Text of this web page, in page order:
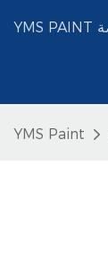
YMS Paint